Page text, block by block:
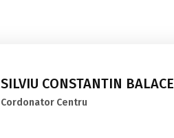
SILVIU CONSTANTIN BALACE
Cordonator Centru